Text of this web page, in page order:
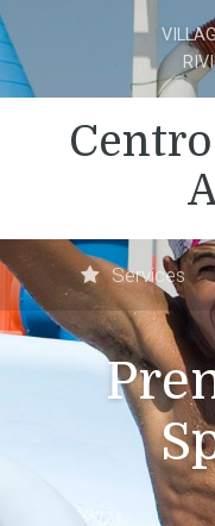
Services